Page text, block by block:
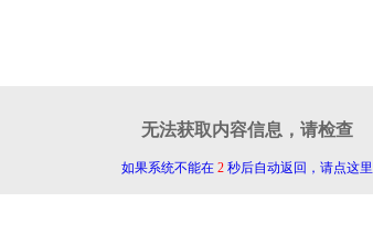
无法获取内容信息，请检查
如果系统不能在 2 秒后自动返回，请点这里